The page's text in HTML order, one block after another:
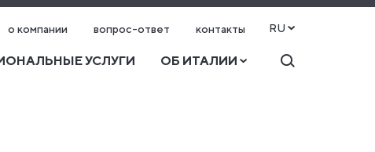
о компании вопрос-ответ контакты RU
УСЛУГИ ОБ ИТАЛИИ